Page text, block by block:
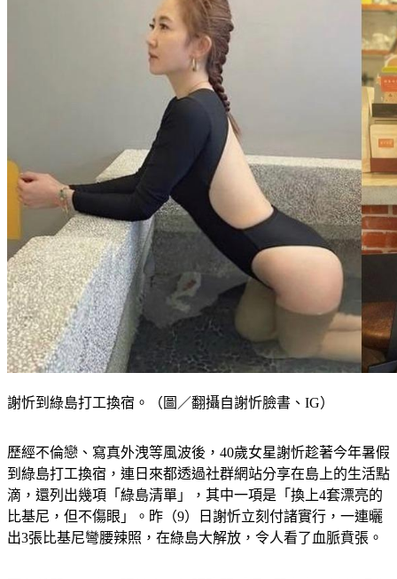
謝忻到綠島打工換宿。（圖／翻攝自謝忻臉書、IG）
歷經不倫戀、寫真外洩等風波後，40歲女星謝忻趁著今年暑假
到綠島打工換宿，連日來都透過社群網站分享在島上的生活點
滴，還列出幾項「綠島清單」，其中一項是「換上4套漂亮的
比基尼，但不傷眼」。昨（9）日謝忻立刻付諸實行，一連曬
出3張比基尼彎腰辣照，在綠島大解放，令人看了血脈賁張。